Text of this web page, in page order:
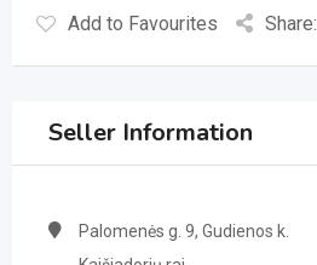
Add to Favourites Share:
Seller Information
Palomenės g. 9, Gudienos k.